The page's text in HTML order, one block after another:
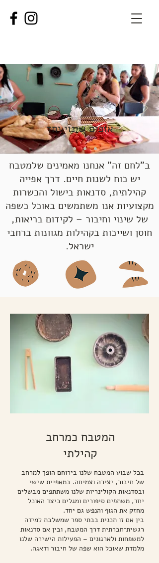
אופים שינוי יחד
ב"לחם זה" אנחנו מאמינים שלמטבח
יש כוח לשנות חיים. דרך אפייה
קהילתית, סדנאות בישול והכשרות
מקצועיות אנו משתמשים באוכל כשפה
של שינוי וחיבור – לקידום בריאות,
חוסן ושייכות בקהילות מגוונות ברחבי
ישראל.
המטבח כמרחב
קהילתי
בכל שבוע המטבח שלנו בירוחם הופך למרחב
של חיבור, יצירה וצמיחה. במאפיית שישי
ובסדנאות הקולינריות שלנו משתתפים מבשלים
יחד, משתפים סיפורים ומגלים כיצד האוכל
מחזק את הגוף והנפש גם יחד.
בין אם זו תכנית בבתי ספר שמשלבת למידה
רגשית־חברתית דרך המטבח, ובין אם סדנאות
למשפחות ולארגונים – הפעילות הישירה שלנו
מלמדת שאוכל הוא שפה של חיבור ודאגה.